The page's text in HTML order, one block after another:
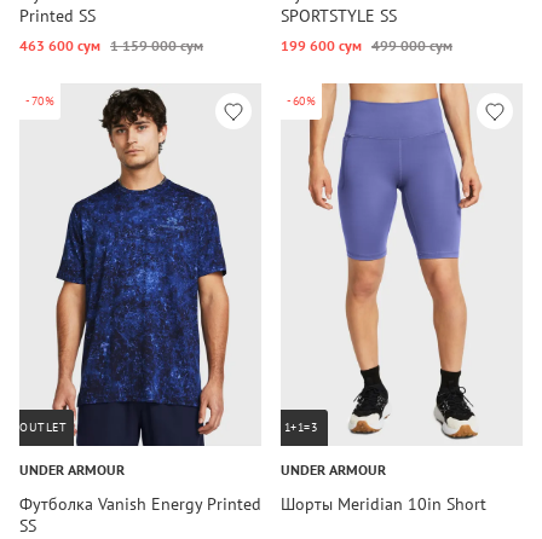
Printed SS
463 600 сум 1 159 000 сум
SPORTSTYLE SS
199 600 сум 499 000 сум
-70%
OUTLET
UNDER ARMOUR
Футболка Vanish Energy Printed
SS
-60%
1+1=3
UNDER ARMOUR
Шорты Meridian 10in Short